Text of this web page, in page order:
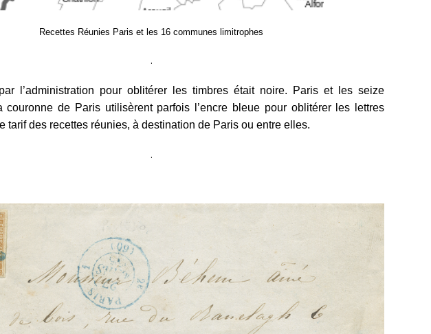
Recettes Réunies Paris et les 16 communes limitrophes
.
par l’administration pour oblitérer les timbres était noire. Paris et les seize
couronne de Paris utilisèrent parfois l’encre bleue pour oblitérer les lettres
tarif des recettes réunies, à destination de Paris ou entre elles.
.